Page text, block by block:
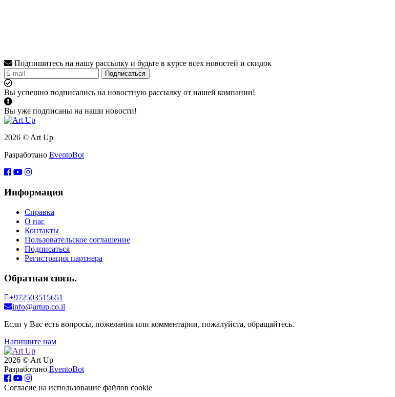
Подпишитесь на нашу рассылку и будьте в курсе всех новостей и скидок
Подписаться
Вы успешно подписались на новостную рассылку от нашей компании!
Вы уже подписаны на наши новости!
2026 © Art Up
Разработано EventoBot
Информация
Справка
О нас
Контакты
Пользовательское соглашение
Подписаться
Регистрация партнера
Обратная связь.
+972503515651
info@artup.co.il
Если у Вас есть вопросы, пожелания или комментарии, пожалуйста, обращайтесь.
Напишите нам
2026 © Art Up
Разработано EventoBot
Cогласие на использование файлов cookie